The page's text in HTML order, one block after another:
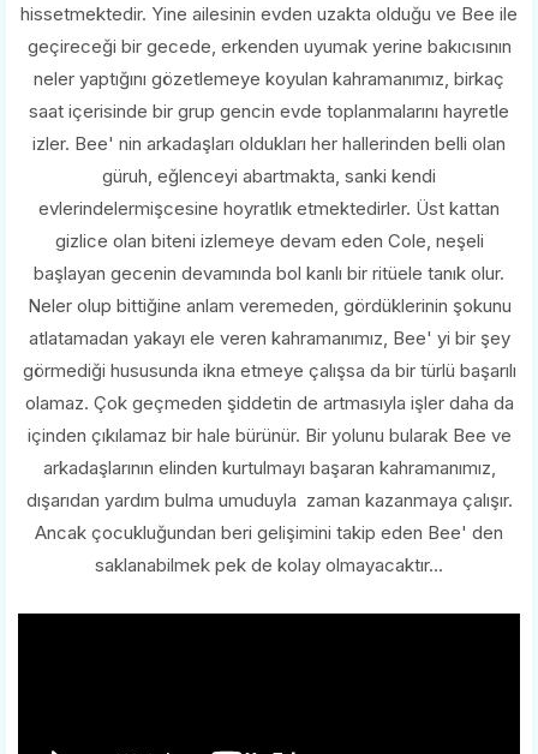
hissetmektedir. Yine ailesinin evden uzakta olduğu ve Bee ile
geçireceği bir gecede, erkenden uyumak yerine bakıcısının
neler yaptığını gözetlemeye koyulan kahramanımız, birkaç
saat içerisinde bir grup gencin evde toplanmalarını hayretle
izler. Bee' nin arkadaşları oldukları her hallerinden belli olan
güruh, eğlenceyi abartmakta, sanki kendi
evlerindelermişcesine hoyratlık etmektedirler. Üst kattan
gizlice olan biteni izlemeye devam eden Cole, neşeli
başlayan gecenin devamında bol kanlı bir ritüele tanık olur.
Neler olup bittiğine anlam veremeden, gördüklerinin şokunu
atlatamadan yakayı ele veren kahramanımız, Bee' yi bir şey
görmediği hususunda ikna etmeye çalışsa da bir türlü başarılı
olamaz. Çok geçmeden şiddetin de artmasıyla işler daha da
içinden çıkılamaz bir hale bürünür. Bir yolunu bularak Bee ve
arkadaşlarının elinden kurtulmayı başaran kahramanımız,
dışarıdan yardım bulma umuduyla zaman kazanmaya çalışır.
Ancak çocukluğundan beri gelişimini takip eden Bee' den
saklanabilmek pek de kolay olmayacaktır...